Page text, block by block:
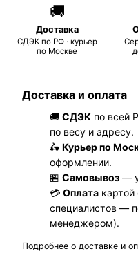
🚚
Доставка
СДЭК по РФ · курьер
по Москве
Доставка и оплата
🚚 СДЭК по всей
по весу и адресу.
🛵 Курьер по
оформлении.
🏪 Самовывоз —
💳 Оплата картой
специалистов —
менеджером).
Подробнее о доставке и